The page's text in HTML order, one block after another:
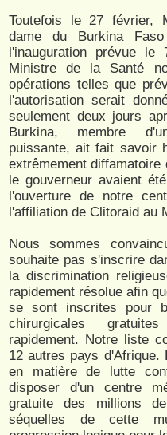
Toutefois le 27 février,
dame du Burkina
l'inauguration prévue
Ministre de la Santé
opérations telles que
l'autorisation serait
seulement deux jours
Burkina, membre
puissante, ait fait savoir
extrêmement
le gouverneur avaient
l'ouverture de notre
l'affiliation de Clitoraid au
​Nous sommes
souhaite pas s'inscrire
la discrimination
rapidement résolue afin
se sont inscrites pour
chirurgicales
rapidement. Notre liste
12 autres pays d'Afrique.
en matière de lutte
disposer d'un centre
gratuite des millions
séquelles de cette